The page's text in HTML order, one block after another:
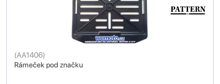
Rámeček pod značku
(AA1406)